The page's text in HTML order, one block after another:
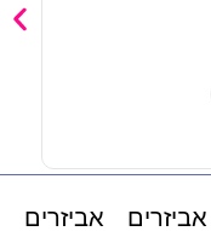
אביזרים
אביזרים